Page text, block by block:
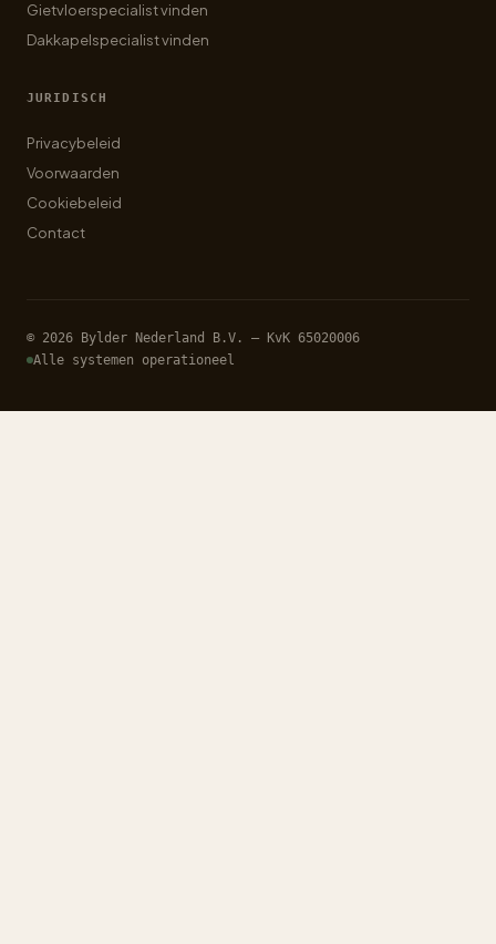
Gietvloerspecialist vinden
Dakkapelspecialist vinden
JURIDISCH
Privacybeleid
Voorwaarden
Cookiebeleid
Contact
© 2026 Bylder Nederland B.V. — KvK 65020006
Alle systemen operationeel